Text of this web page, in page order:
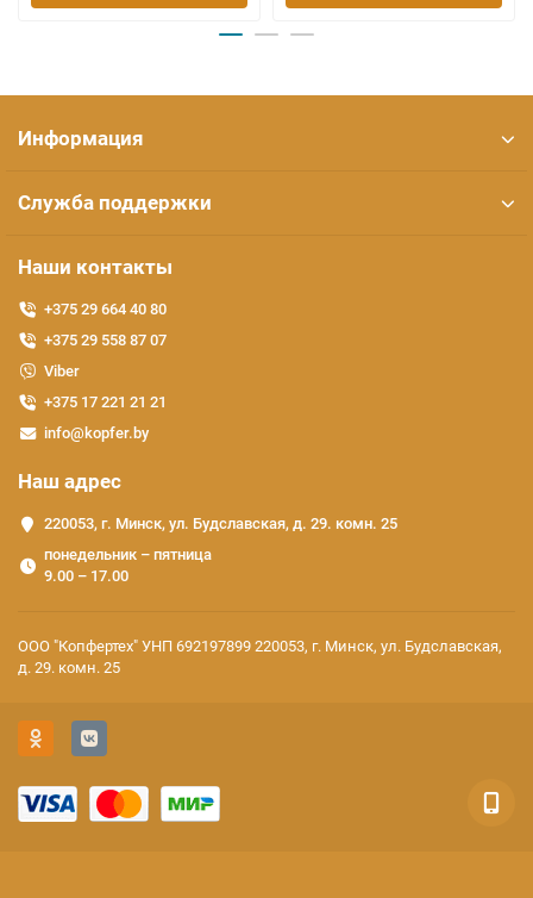
Информация
Служба поддержки
Наши контакты
+375 29 664 40 80
+375 29 558 87 07
Viber
+375 17 221 21 21
info@kopfer.by
Наш адрес
220053, г. Минск, ул. Будславская, д. 29. комн. 25
понедельник – пятница
9.00 – 17.00
ООО "Копфертех" УНП 692197899 220053, г. Минск, ул. Будславская,
д. 29. комн. 25